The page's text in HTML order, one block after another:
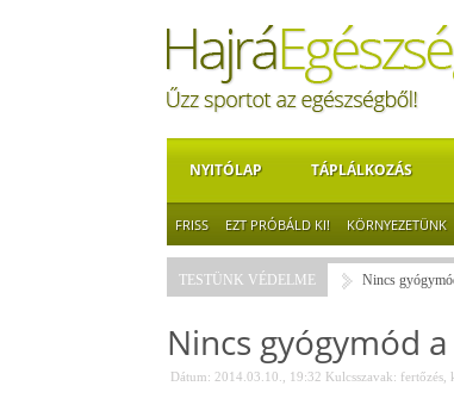
NYITÓLAP TÁPLÁLKOZÁS
FRISS EZT PRÓBÁLD KI! KÖRNYEZETÜNK
TESTÜNK VÉDELME Nincs
Nincs gyógymód
Dátum: 2014.03.10., 19:32 Kulcsszavak: fertőzés,